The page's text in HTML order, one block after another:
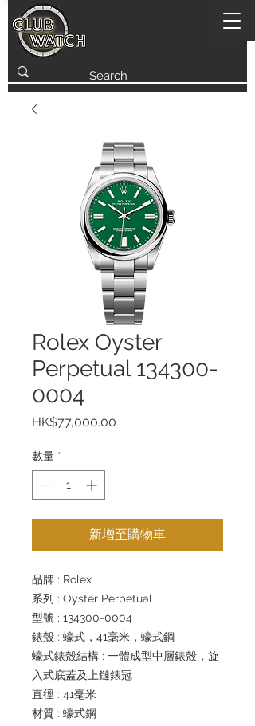
Rolex Oyster
Perpetual 134300-
0004
HK$77,000.00
數量 *
新增至購物車
品牌 : Rolex
系列 : Oyster Perpetual
型號 : 134300-0004
錶殼 : 蠔式，41毫米，蠔式鋼
蠔式錶殼結構 : 一體成型中層錶殼，旋
入式底蓋及上鏈錶冠
直徑 : 41毫米
材質 : 蠔式鋼